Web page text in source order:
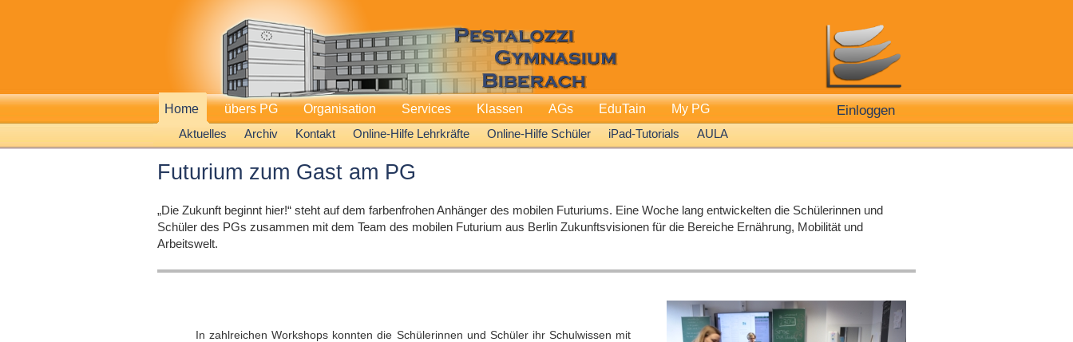
Home
Aktuelles
Archiv Kontakt Online-Hilfe Lehrkräfte Online-Hilfe Schüler iPad-Tutorials AULA
übers PG Organisation Services Klassen AGs EduTain My PG Einloggen
Futurium zum Gast am PG
„Die Zukunft beginnt hier!“ steht auf dem farbenfrohen Anhänger des mobilen Futuriums. Eine Woche lang entwickelten die Schülerinnen und
Schüler des PGs zusammen mit dem Team des mobilen Futurium aus Berlin Zukunftsvisionen für die Bereiche Ernährung, Mobilität und
Arbeitswelt.
In zahlreichen Workshops konnten die Schülerinnen und Schüler ihr Schulwissen mit